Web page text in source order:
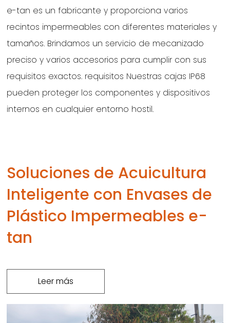
e-tan es un fabricante y proporciona varios
recintos impermeables con diferentes materiales y
tamaños. Brindamos un servicio de mecanizado
preciso y varios accesorios para cumplir con sus
requisitos exactos. requisitos Nuestras cajas IP68
pueden proteger los componentes y dispositivos
internos en cualquier entorno hostil.
Soluciones de Acuicultura
Inteligente con Envases de
Plástico Impermeables e-
tan
Leer más